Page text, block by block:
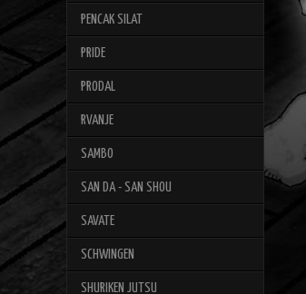
PENCAK SILAT
PRIDE
PRODAL
RVANJE
SAMBO
SAN DA - SAN SHOU
SAVATE
SCHWINGEN
SHURIKEN JUTSU